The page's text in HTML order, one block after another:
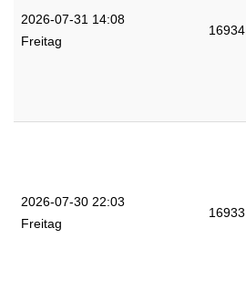
2026-07-31 14:08
Freitag
16934
2026-07-30 22:03
Freitag
16933